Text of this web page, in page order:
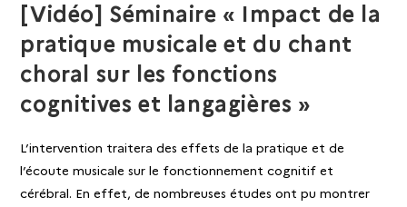
[Vidéo] Séminaire « Impact de la
pratique musicale et du chant
choral sur les fonctions
cognitives et langagières »
L’intervention traitera des effets de la pratique et de
l’écoute musicale sur le fonctionnement cognitif et
cérébral. En effet, de nombreuses études ont pu montrer